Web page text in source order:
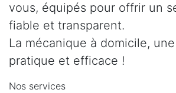
vous, équipés pour offrir un
fiable et transparent.
La mécanique à domicile,
pratique et efficace !
Nos services